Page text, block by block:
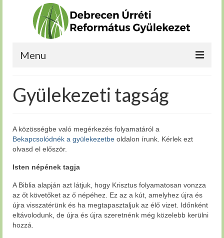
Menu
Bekapcsolódnék
Szolgálnék
Rólunk
Gyülekezeti tagság
A közösségbe való megérkezés folyamatáról a
Bekapcsolódnék a gyülekezetbe oldalon írunk. Kérlek ezt
olvasd el először.
Isten népének tagja
A Biblia alapján azt látjuk, hogy Krisztus folyamatosan vonzza
az őt követőket az ő népéhez. Ez az a kút, amelyhez újra és
újra visszatérünk és ha megtapasztaljuk az élő vizet. Időnként
eltávolodunk, de újra és újra szeretnénk még közelebb kerülni
hozzá.